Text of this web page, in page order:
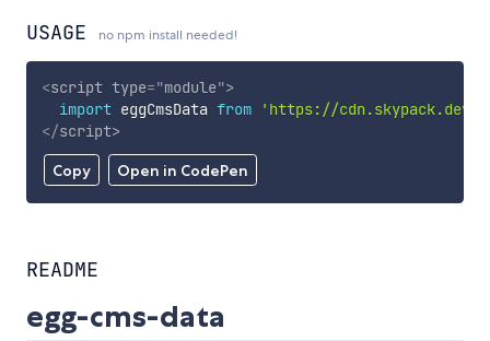
USAGE no npm install needed!
Copy Open in CodePen
<script type="module">
import eggCmsData from
'https://cdn.skypack.dev/
</script>
README
egg-cms-data